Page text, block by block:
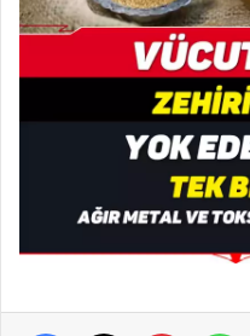
Facebook Pinterest